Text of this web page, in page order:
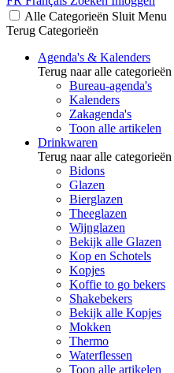
Alle Categorieën Sluit Menu
Terug Categorieën
Agenda's & Kalenders
Terug naar alle categorieën
Bureau-agenda's
Kalenders
Zakagenda's
Toon alle artikelen
Drinkwaren
Terug naar alle categorieën
Bidons
Glazen
Bierglazen
Theeglazen
Wijnglazen
Bekijk alle Glazen
Kop en Schotels
Kopjes
Koffie to go bekers
Shakebekers
Bekijk alle Kopjes
Mokken
Thermo
Waterflessen
Toon alle artikelen